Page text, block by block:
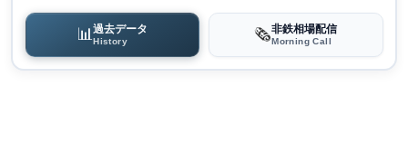
📊過去データ
History 🗞️非鉄相場配信
Morning Call